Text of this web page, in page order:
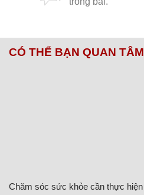
CÓ THỂ BẠN QUAN TÂM
Chăm sóc sức khỏe cần thực hiện